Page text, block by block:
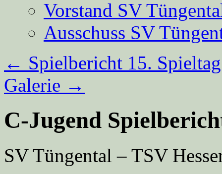
Vorstand SV
Ausschuss SV
← Spielbericht 15.
Galerie →
C-Jugend
SV Tüngental – TSV